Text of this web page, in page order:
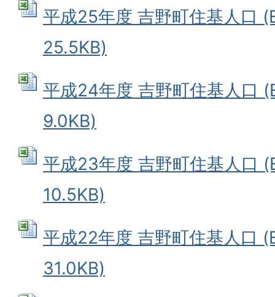
平成25年度 吉野町住基人口
25.5KB)
平成24年度 吉野町住基人口
9.0KB)
平成23年度 吉野町住基人口
10.5KB)
平成22年度 吉野町住基人口
31.0KB)